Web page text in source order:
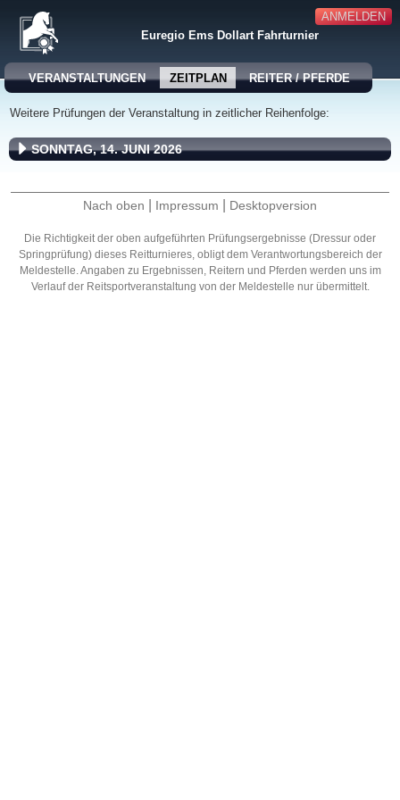
ANMELDEN
Euregio Ems Dollart Fahrturnier
VERANSTALTUNGEN ZEITPLAN REITER / PFERDE
Weitere Prüfungen der Veranstaltung in zeitlicher Reihenfolge:
SONNTAG, 14. JUNI 2026
Nach oben Impressum Desktopversion
Die Richtigkeit der oben aufgeführten Prüfungsergebnisse (Dressur oder
Springprüfung) dieses Reitturnieres, obligt dem Verantwortungsbereich der
Meldestelle. Angaben zu Ergebnissen, Reitern und Pferden werden uns im
Verlauf der Reitsportveranstaltung von der Meldestelle nur übermittelt.